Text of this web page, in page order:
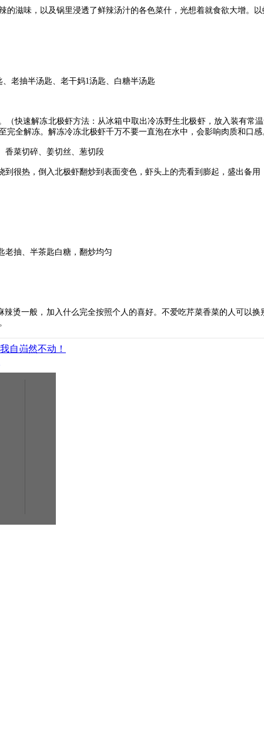
的滋味，以及锅里浸透了鲜辣汤汁的各色菜什，光想着就食欲大增。
、老抽半汤匙、老干妈1汤匙、白糖半汤匙
（快速解冻北极虾方法：从冰箱中取出冷冻野生北极虾，放入装有常
完全解冻。解冻冷冻北极虾千万不要一直泡在水中，会影响肉质和口感
香菜切碎、姜切丝、葱切段
到很热，倒入北极虾翻炒到表面变色，虾头上的壳看到膨起，盛出备用
老抽、半茶匙白糖，翻炒均匀
辣烫一般，加入什么完全按照个人的喜好。不爱吃芹菜香菜的人可以
自岿然不动！